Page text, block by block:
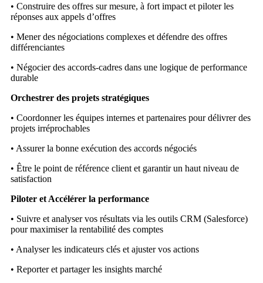
• Construire des offres sur mesure, à fort impact et piloter les
réponses aux appels d’offres
• Mener des négociations complexes et défendre des offres
différenciantes
• Négocier des accords-cadres dans une logique de performance
durable
Orchestrer des projets stratégiques
• Coordonner les équipes internes et partenaires pour délivrer des
projets irréprochables
• Assurer la bonne exécution des accords négociés
• Être le point de référence client et garantir un haut niveau de
satisfaction
Piloter et Accélérer la performance
• Suivre et analyser vos résultats via les outils CRM (Salesforce)
pour maximiser la rentabilité des comptes
• Analyser les indicateurs clés et ajuster vos actions
• Reporter et partager les insights marché